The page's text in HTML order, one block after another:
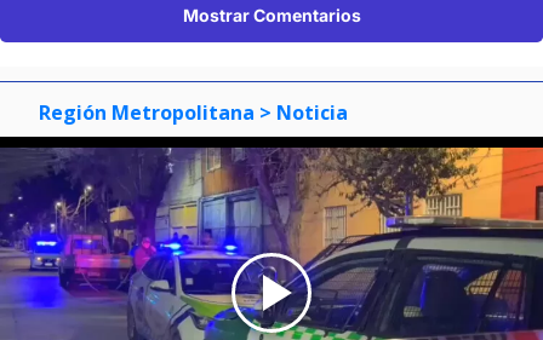
Mostrar Comentarios
Región Metropolitana > Noticia